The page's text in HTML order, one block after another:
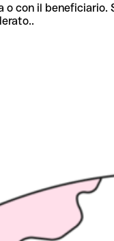
con il beneficiario.